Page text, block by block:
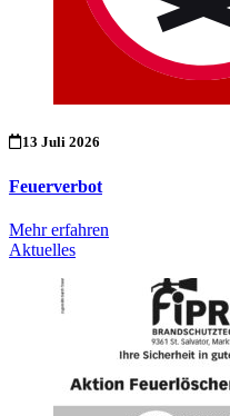
13 Juli 2026
Feuerverbot
Mehr erfahren
Aktuelles